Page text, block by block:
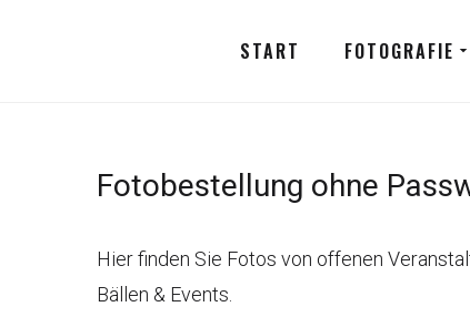
START FOTOGRAFIE
Fotobestellung ohne
Hier finden Sie Fotos von offenen
Bällen & Events.